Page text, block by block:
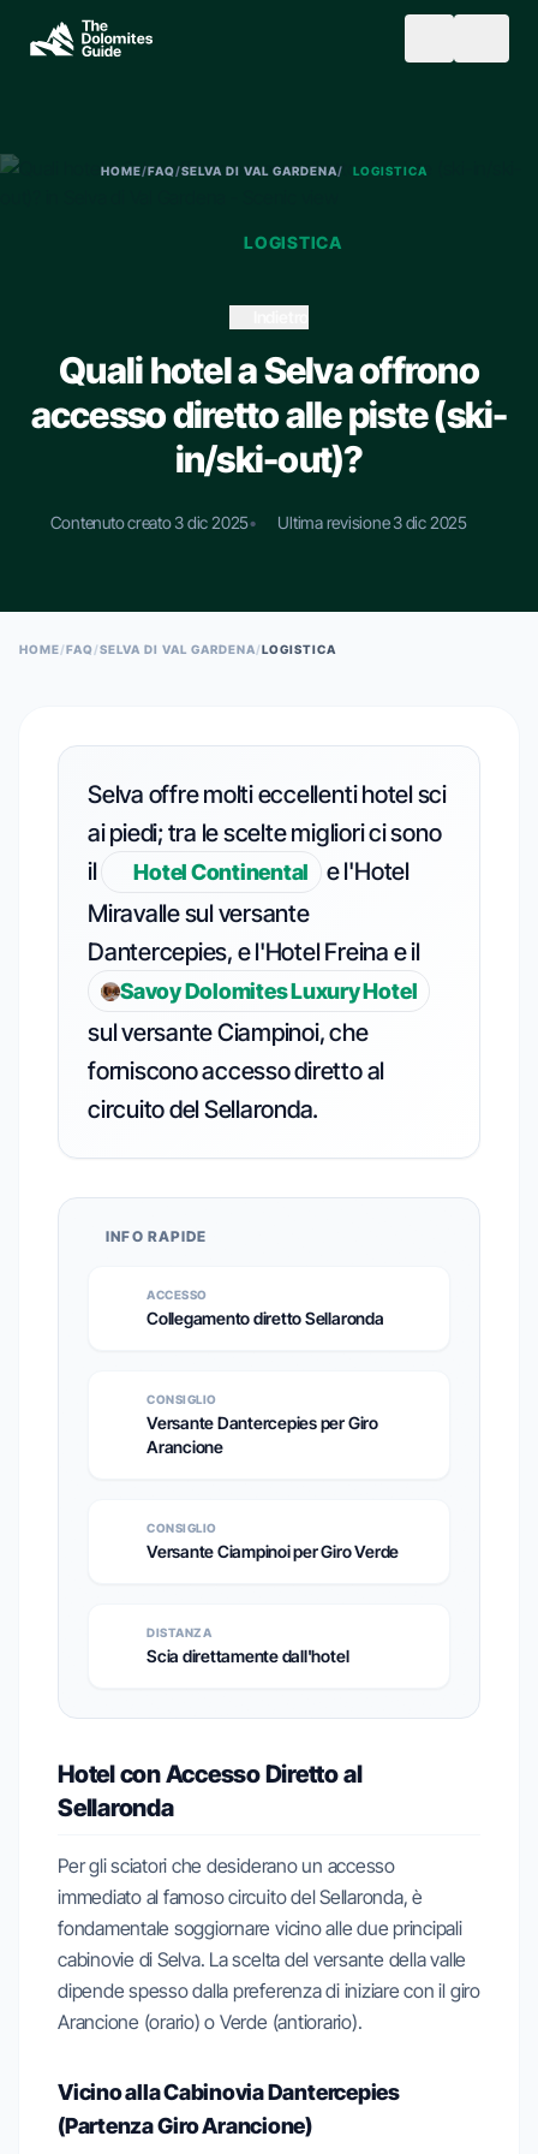
Skip to main content
SEARCH
ESC TO CLOSE • ↑↓ TO NAVIGATE • ENTER TO SELECT
HOME/FAQ/SELVA DI VAL GARDENA/ LOGISTICA
LOGISTICA
Quali hotel a Selva offrono
accesso diretto alle piste (ski-
in/ski-out)?
Contenuto creato 3 dic 2025• Ultima revisione 3 dic 2025
HOME/FAQ/SELVA DI VAL GARDENA/LOGISTICA
Selva offre molti eccellenti hotel sci
ai piedi; tra le scelte migliori ci sono
il
Hotel Continental
e l'Hotel
Miravalle sul versante
Dantercepies, e l'Hotel Freina e il
Savoy Dolomites Luxury Hotel
sul versante Ciampinoi, che
forniscono accesso diretto al
circuito del Sellaronda.
INFO RAPIDE
ACCESSO
Collegamento diretto Sellaronda
CONSIGLIO
Versante Dantercepies per Giro
Arancione
CONSIGLIO
Versante Ciampinoi per Giro Verde
DISTANZA
Scia direttamente dall'hotel
Hotel con Accesso Diretto al
Sellaronda
Per gli sciatori che desiderano un accesso
immediato al famoso circuito del Sellaronda, è
fondamentale soggiornare vicino alle due principali
cabinovie di Selva. La scelta del versante della valle
dipende spesso dalla preferenza di iniziare con il giro
Arancione (orario) o Verde (antiorario).
Vicino alla Cabinovia Dantercepies
(Partenza Giro Arancione)